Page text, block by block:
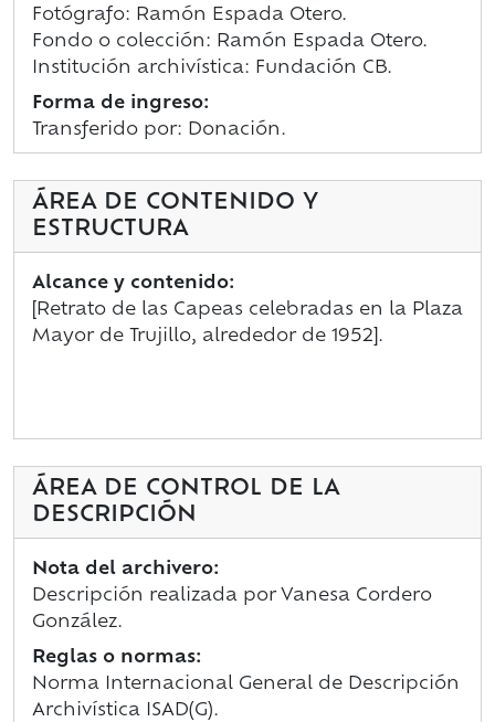
Fotógrafo: Ramón Espada Otero.
Fondo o colección: Ramón Espada Otero.
Institución archivística: Fundación CB.
Forma de ingreso:
Transferido por: Donación.
ÁREA DE CONTENIDO Y
ESTRUCTURA
Alcance y contenido:
[Retrato de las Capeas celebradas en la Plaza
Mayor de Trujillo, alrededor de 1952].
ÁREA DE CONTROL DE LA
DESCRIPCIÓN
Nota del archivero:
Descripción realizada por Vanesa Cordero
González.
Reglas o normas:
Norma Internacional General de Descripción
Archivística ISAD(G).